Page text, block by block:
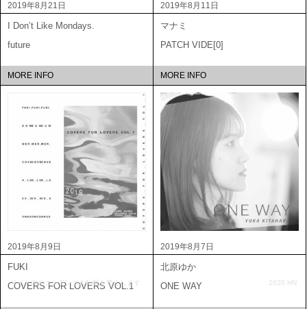
2019年8月21日
I Don’t Like Mondays.
future
MORE INFO
2019年8月11日
マナミ
PATCH VIDE[0]
MORE INFO
2019年8月9日
FUKI
COVERS FOR LOVERS VOL.1
2019年8月7日
北原ゆか
ONE WAY
サイト内のコンテンツの転載を禁止します 2020 HN